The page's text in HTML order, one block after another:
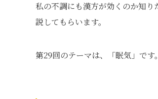
私の不調にも漢方が効くのか知
説してもらいます。
第29回のテーマは、「眠気」です